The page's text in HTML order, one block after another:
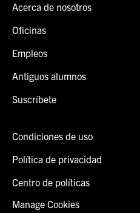
Acerca de nosotros
Oficinas
Empleos
Antiguos alumnos
Suscríbete
Condiciones de uso
Política de privacidad
Centro de políticas
Manage Cookies